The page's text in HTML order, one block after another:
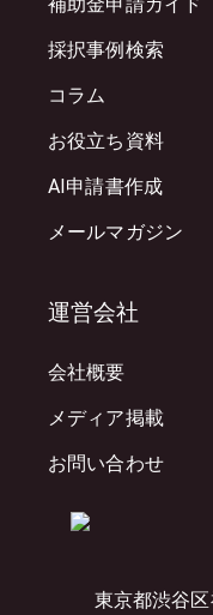
東京都渋谷
採択事例検索
コラム
お役立ち資料
AI申請書作成
メールマガジン
運営会社
会社概要
メディア掲載
お問い合わせ